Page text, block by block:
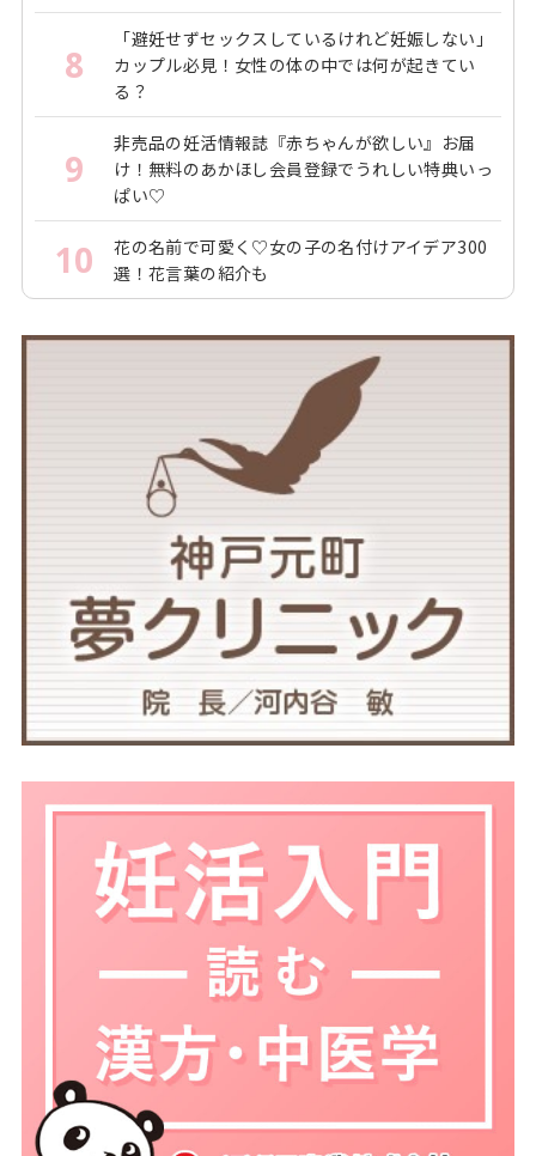
8
「避妊せずセックスしているけれど妊娠しない」
カップル必見！女性の体の中では何が起きてい
る？
9
非売品の妊活情報誌『赤ちゃんが欲しい』お届
け！無料のあかほし会員登録でうれしい特典いっ
ぱい♡
10
花の名前で可愛く♡女の子の名付けアイデア300
選！花言葉の紹介も